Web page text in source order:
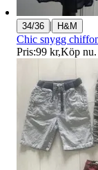
34/36 | H&M
Chic snygg
Pris:99 kr,Köp nu.